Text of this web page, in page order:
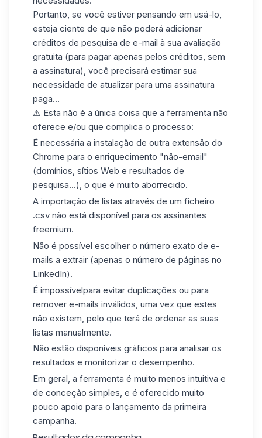
Portanto, se você estiver pensando em usá-lo,
esteja ciente de que não poderá adicionar
créditos de pesquisa de e-mail à sua avaliação
gratuita (para pagar apenas pelos créditos, sem
a assinatura), você precisará estimar sua
necessidade de atualizar para uma assinatura
paga...
⚠️ Esta não é a única coisa que a ferramenta não
oferece e/ou que complica o processo:
É necessária a instalação de outra extensão do
Chrome para o enriquecimento "não-email"
(domínios, sítios Web e resultados de
pesquisa...), o que é muito aborrecido.
A importação de listas através de um ficheiro
.csv não está disponível para os assinantes
freemium.
Não é possível escolher o número exato de e-
mails a extrair (apenas o número de páginas no
LinkedIn).
É impossívelpara evitar duplicações ou para
remover e-mails inválidos, uma vez que estes
não existem, pelo que terá de ordenar as suas
listas manualmente.
Não estão disponíveis gráficos para analisar os
resultados e monitorizar o desempenho.
Em geral, a ferramenta é muito menos intuitiva e
de conceção simples, e é oferecido muito
pouco apoio para o lançamento da primeira
campanha.